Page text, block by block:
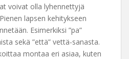
voivat olla lyhennettyjä
lapsen kehitykseen
Esimerkiksi ”pa”
sekä ”että” vettä-sanasta.
montaa eri asiaa, kuten